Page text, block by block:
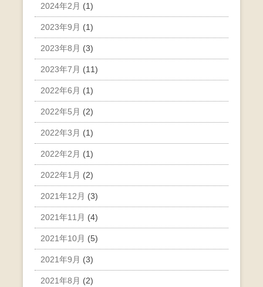
2024年2月 (1)
2023年9月 (1)
2023年8月 (3)
2023年7月 (11)
2022年6月 (1)
2022年5月 (2)
2022年3月 (1)
2022年2月 (1)
2022年1月 (2)
2021年12月 (3)
2021年11月 (4)
2021年10月 (5)
2021年9月 (3)
2021年8月 (2)